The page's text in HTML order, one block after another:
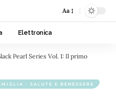
Aa
Elettronica
Pearl Series Vol. 1: Il primo
- SALUTE E BENESSERE